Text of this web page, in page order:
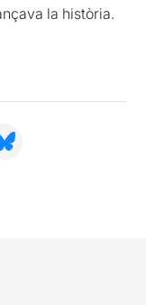
la història.